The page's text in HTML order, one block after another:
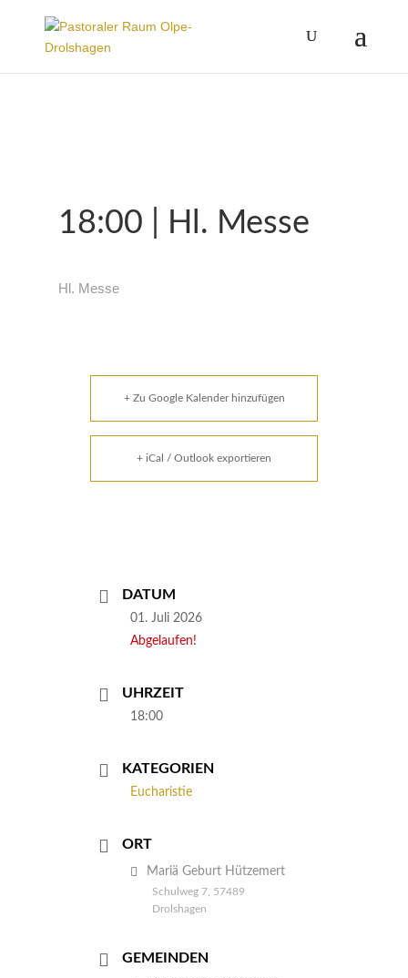
18:00 | Hl. Messe
Hl. Messe
+ Zu Google Kalender hinzufügen
+ iCal / Outlook exportieren
DATUM
01. Juli 2026
Abgelaufen!
UHRZEIT
18:00
KATEGORIEN
Eucharistie
ORT
Mariä Geburt Hützemert
Schulweg 7, 57489
Drolshagen
GEMEINDEN